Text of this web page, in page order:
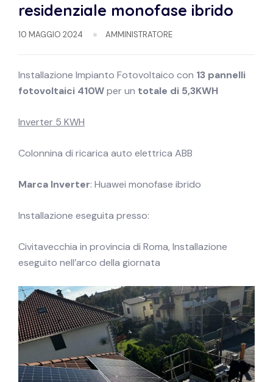
residenziale monofase ibrido
10 MAGGIO 2024 AMMINISTRATORE
Installazione Impianto Fotovoltaico con 13 pannelli
fotovoltaici 410Wper un totale di 5,3KWH
Inverter 5 KWH
Colonnina di ricarica auto elettrica ABB
Marca Inverter: Huawei monofase ibrido
Installazione eseguita presso:
Civitavecchia in provincia di Roma, Installazione
eseguito nell’arco della giornata